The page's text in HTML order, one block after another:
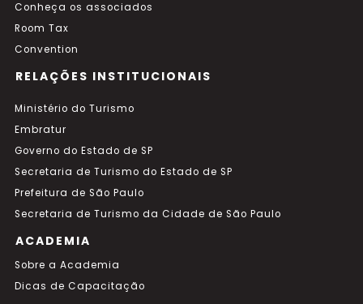
Conheça os associados
Room Tax
Convention
RELAÇÕES INSTITUCIONAIS
Ministério do Turismo
Embratur
Governo do Estado de SP
Secretaria de Turismo do Estado de SP
Prefeitura de São Paulo
Secretaria de Turismo da Cidade de São Paulo
ACADEMIA
Sobre a Academia
Dicas de Capacitação